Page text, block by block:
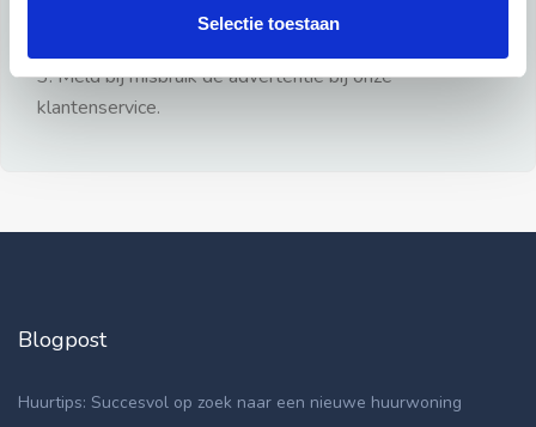
Selectie toestaan
3: Meld bij misbruik de advertentie bij onze
klantenservice.
Blogpost
Huurtips: Succesvol op zoek naar een nieuwe huurwoning